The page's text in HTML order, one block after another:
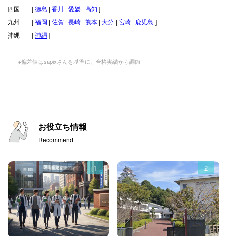
四国 [徳島 | 香川 | 愛媛 | 高知 ]
九州 [福岡 | 佐賀 | 長崎 | 熊本 | 大分 | 宮崎 | 鹿児島 ]
沖縄 [沖縄 ]
※偏差値はsapixさんを基準に、合格実績から調節
お役立ち情報
Recommend
1 2